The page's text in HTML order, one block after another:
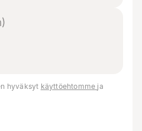
hyväksyt käyttöehtomme ja